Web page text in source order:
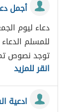
أجمل
دعاء ليوم
للمسلم
توجد نصوص
انقر للمزيد
ادعية